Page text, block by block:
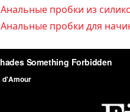
Анальные пробки из
Анальные пробки для